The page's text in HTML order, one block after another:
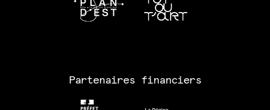
Partenaires financiers